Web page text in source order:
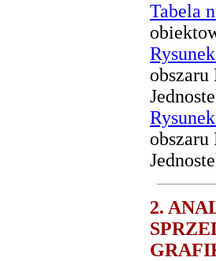
Tabela
2.